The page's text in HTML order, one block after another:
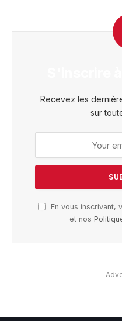
Recevez les
sur
En vous inscrivant,
et nos